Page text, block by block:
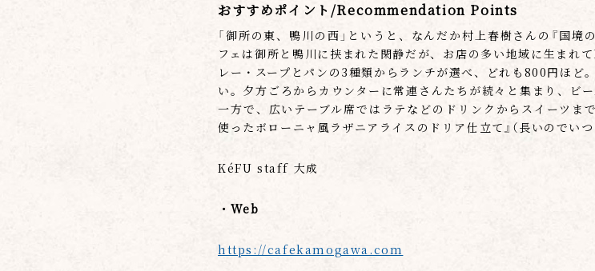
おすすめポイント/Recommendation Points
「御所の東、鴨川の西」というと、なんだか村上春樹さんの『国境
フェは御所と鴨川に挟まれた閑静だが、お店の多い地域に生まれ
レー・スープとパンの3種類からランチが選べ、どれも800円ほど
い。夕方ごろからカウンターに常連さんたちが続々と集まり、ビ
一方で、広いテーブル席ではラテなどのドリンクからスイーツま
使ったボローニャ風ラザニアライスのドリア仕立て』（長いのでい
KéFU staff 大成
・Web
https://cafekamogawa.com